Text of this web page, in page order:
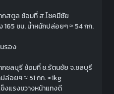
กสตูล ซ้อมที่ ส.โชคมีชัย
165 ซม. น้ำหนักปล่อยๆ ≈ 54 กก.
รอง
กชลบุรี ซ้อมที่ ช.รัตนชัย จ.ชลบุรี
ล่อยๆ ≈ 51 กก. ≤1kg
งแรงขวางหน้าแทงดี